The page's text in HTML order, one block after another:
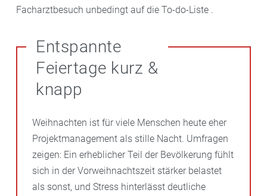
Facharztbesuch unbedingt auf die To-do-Liste .
Entspannte
Feiertage kurz &
knapp
Weihnachten ist für viele Menschen heute eher
Projektmanagement als stille Nacht. Umfragen
zeigen: Ein erheblicher Teil der Bevölkerung fühlt
sich in der Vorweihnachtszeit stärker belastet
als sonst, und Stress hinterlässt deutliche